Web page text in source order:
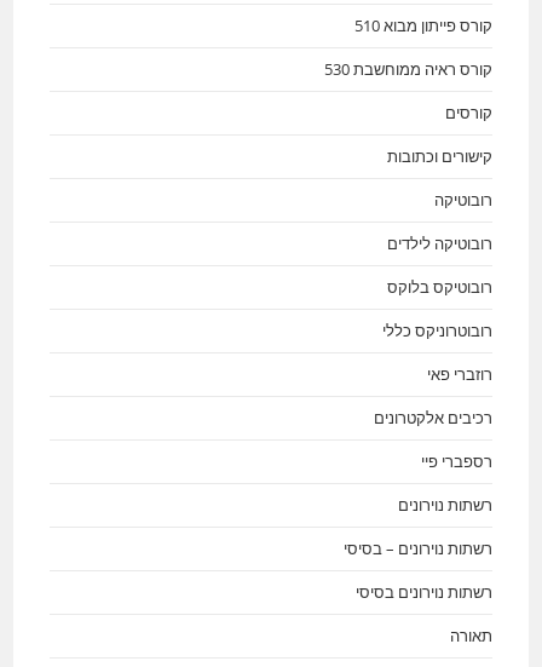
קורס פייתון מבוא 510
קורס ראיה ממוחשבת 530
קורסים
קישורים וכתובות
רובוטיקה
רובוטיקה לילדים
רובוטיקס בלוקס
רובוטרוניקס כללי
רוזברי פאי
רכיבים אלקטרונים
רספברי פיי
רשתות נוירונים
רשתות נוירונים – בסיסי
רשתות נוירונים בסיסי
תאורה